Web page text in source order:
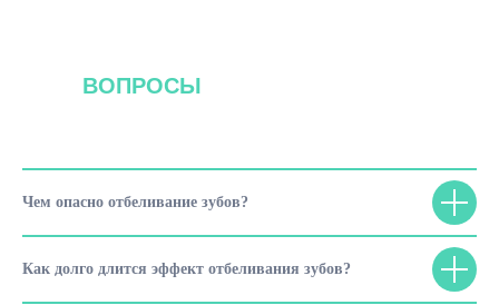
ВОПРОСЫ
Чем опасно отбеливание зубов?
Как долго длится эффект отбеливания зубов?